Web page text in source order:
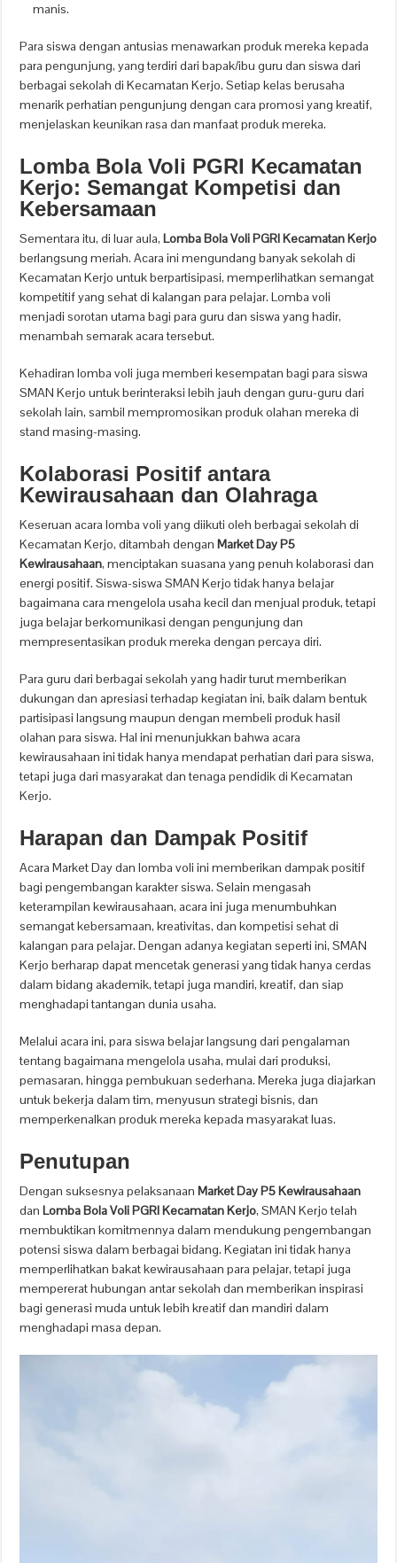
manis.
Para siswa dengan antusias menawarkan produk mereka kepada
para pengunjung, yang terdiri dari bapak/ibu guru dan siswa dari
berbagai sekolah di Kecamatan Kerjo. Setiap kelas berusaha
menarik perhatian pengunjung dengan cara promosi yang kreatif,
menjelaskan keunikan rasa dan manfaat produk mereka.
Lomba Bola Voli PGRI Kecamatan
Kerjo: Semangat Kompetisi dan
Kebersamaan
Sementara itu, di luar aula,Lomba Bola Voli PGRI Kecamatan Kerjo
berlangsung meriah. Acara ini mengundang banyak sekolah di
Kecamatan Kerjo untuk berpartisipasi, memperlihatkan semangat
kompetitif yang sehat di kalangan para pelajar. Lomba voli
menjadi sorotan utama bagi para guru dan siswa yang hadir,
menambah semarak acara tersebut.
Kehadiran lomba voli juga memberi kesempatan bagi para siswa
SMAN Kerjo untuk berinteraksi lebih jauh dengan guru-guru dari
sekolah lain, sambil mempromosikan produk olahan mereka di
stand masing-masing.
Kolaborasi Positif antara
Kewirausahaan dan Olahraga
Keseruan acara lomba voli yang diikuti oleh berbagai sekolah di
Kecamatan Kerjo, ditambah denganMarket Day P5
Kewirausahaan, menciptakan suasana yang penuh kolaborasi dan
energi positif. Siswa-siswa SMAN Kerjo tidak hanya belajar
bagaimana cara mengelola usaha kecil dan menjual produk, tetapi
juga belajar berkomunikasi dengan pengunjung dan
mempresentasikan produk mereka dengan percaya diri.
Para guru dari berbagai sekolah yang hadir turut memberikan
dukungan dan apresiasi terhadap kegiatan ini, baik dalam bentuk
partisipasi langsung maupun dengan membeli produk hasil
olahan para siswa. Hal ini menunjukkan bahwa acara
kewirausahaan ini tidak hanya mendapat perhatian dari para siswa,
tetapi juga dari masyarakat dan tenaga pendidik di Kecamatan
Kerjo.
Harapan dan Dampak Positif
Acara Market Day dan lomba voli ini memberikan dampak positif
bagi pengembangan karakter siswa. Selain mengasah
keterampilan kewirausahaan, acara ini juga menumbuhkan
semangat kebersamaan, kreativitas, dan kompetisi sehat di
kalangan para pelajar. Dengan adanya kegiatan seperti ini, SMAN
Kerjo berharap dapat mencetak generasi yang tidak hanya cerdas
dalam bidang akademik, tetapi juga mandiri, kreatif, dan siap
menghadapi tantangan dunia usaha.
Melalui acara ini, para siswa belajar langsung dari pengalaman
tentang bagaimana mengelola usaha, mulai dari produksi,
pemasaran, hingga pembukuan sederhana. Mereka juga diajarkan
untuk bekerja dalam tim, menyusun strategi bisnis, dan
memperkenalkan produk mereka kepada masyarakat luas.
Penutupan
Dengan suksesnya pelaksanaanMarket Day P5 Kewirausahaan
danLomba Bola Voli PGRI Kecamatan Kerjo, SMAN Kerjo telah
membuktikan komitmennya dalam mendukung pengembangan
potensi siswa dalam berbagai bidang. Kegiatan ini tidak hanya
memperlihatkan bakat kewirausahaan para pelajar, tetapi juga
mempererat hubungan antar sekolah dan memberikan inspirasi
bagi generasi muda untuk lebih kreatif dan mandiri dalam
menghadapi masa depan.